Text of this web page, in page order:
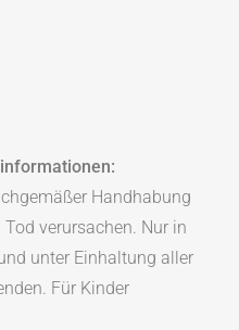
Handhabung
verursachen. Nur in
unter Einhaltung aller
Für Kinder